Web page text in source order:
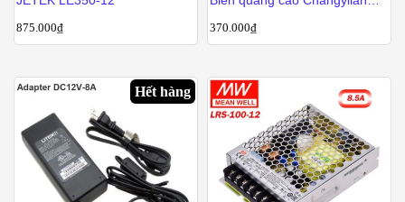
875.000₫ 370.000₫
Hết hàng